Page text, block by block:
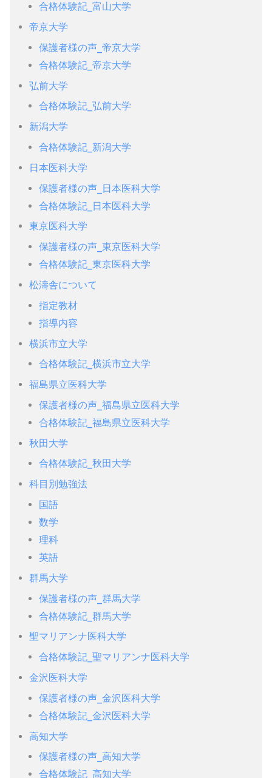
合格体験記_富山大学
帝京大学
保護者様の声_帝京大学
合格体験記_帝京大学
弘前大学
合格体験記_弘前大学
新潟大学
合格体験記_新潟大学
日本医科大学
保護者様の声_日本医科大学
合格体験記_日本医科大学
東京医科大学
保護者様の声_東京医科大学
合格体験記_東京医科大学
松濤舎について
指定教材
指導内容
横浜市立大学
合格体験記_横浜市立大学
福島県立医科大学
保護者様の声_福島県立医科大学
合格体験記_福島県立医科大学
秋田大学
合格体験記_秋田大学
科目別勉強法
国語
数学
理科
英語
群馬大学
保護者様の声_群馬大学
合格体験記_群馬大学
聖マリアンナ医科大学
合格体験記_聖マリアンナ医科大学
金沢医科大学
保護者様の声_金沢医科大学
合格体験記_金沢医科大学
高知大学
保護者様の声_高知大学
合格体験記_高知大学